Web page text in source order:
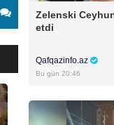
Zelenski
etdi
Qafqazinfo.az
Bu gün 20:46